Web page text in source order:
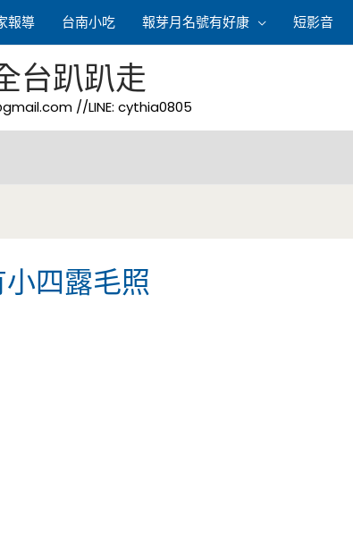
報導 台南小吃 報芽月名號有好康 短影音
台趴趴走
//LINE: cythia0805
四露毛照